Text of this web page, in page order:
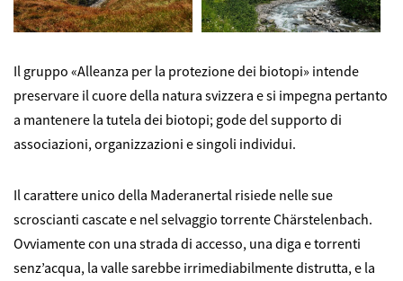
Il gruppo «Alleanza per la protezione dei biotopi» intende
preservare il cuore della natura svizzera e si impegna pertanto
a mantenere la tutela dei biotopi; gode del supporto di
associazioni, organizzazioni e singoli individui.
Il carattere unico della Maderanertal risiede nelle sue
scroscianti cascate e nel selvaggio torrente Chärstelenbach.
Ovviamente con una strada di accesso, una diga e torrenti
senz’acqua, la valle sarebbe irrimediabilmente distrutta, e la